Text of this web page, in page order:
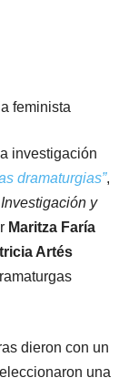
feminista
investigación
dramaturgias”,
y
Maritza Faría
Artés
dieron con un
una